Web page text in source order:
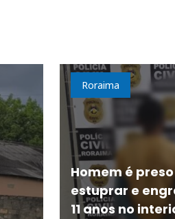
Roraima
Homem é
estuprar e
11 anos no